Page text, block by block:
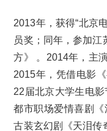
2013年，获得“北京
员奖；同年，参加江
方》 。2014年，主
2015年，凭借电影
22届北京大学生电
都市职场爱情喜剧
古装玄幻剧《天泪传